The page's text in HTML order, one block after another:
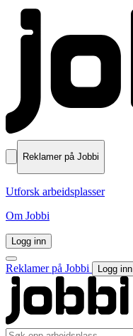
Reklamer på Jobbi
Utforsk arbeidsplasser
Om Jobbi
Logg inn
Reklamer på Jobbi Logg inn